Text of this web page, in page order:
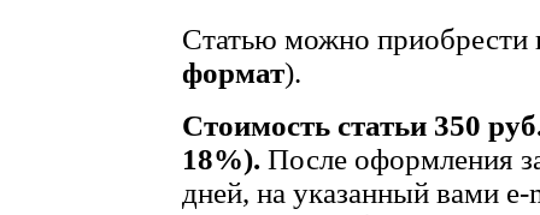
Статью можно приобрести
формат).
Стоимость статьи 350
18%). После оформления
дней, на указанный вами